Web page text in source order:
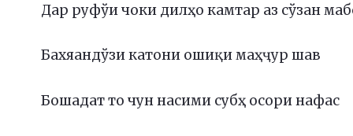
Дар руфўи чоки дилҳо камтар аз сўзан
Бахяандўзи катони ошиқи маҳҷур шав
Бошадат то чун насими субҳ осори нафас